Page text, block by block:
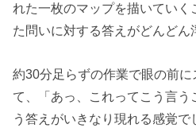
れた一枚のマップを描いていく
た問いに対する答えがどんどん
約30分足らずの作業で眼の前に
て、「あっ、これってこう言う
う答えがいきなり現れる感覚で